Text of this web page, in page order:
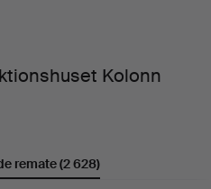
Kolonn
remate(2 628)